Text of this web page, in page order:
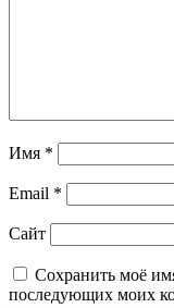
Имя *
Email *
Сайт
Сохранить моё
последующих моих